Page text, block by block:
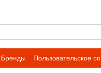
Бренды
Пользовательское